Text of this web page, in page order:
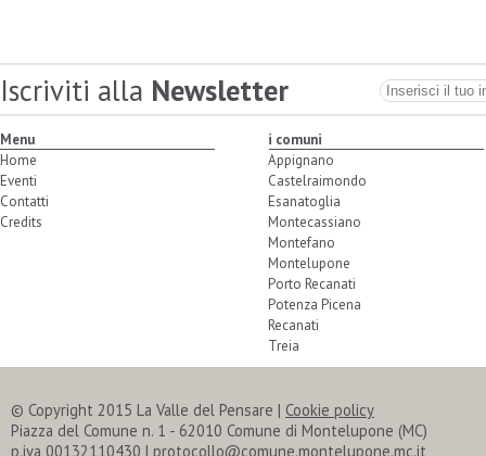
Iscriviti alla Newsletter
Menu
Home
Eventi
Contatti
Credits
i comuni
Appignano
Castelraimondo
Esanatoglia
Montecassiano
Montefano
Montelupone
Porto Recanati
Potenza Picena
Recanati
Treia
© Copyright 2015 La Valle del Pensare | Cookie policy
Piazza del Comune n. 1 - 62010 Comune di Montelupone (MC)
p.iva 00132110430 | protocollo@comune.montelupone.mc.it